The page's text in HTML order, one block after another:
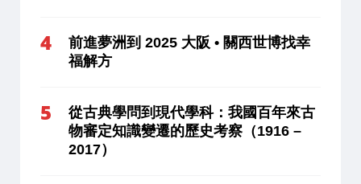
前進夢洲到 2025 大阪 • 關西世博找幸
福解方
從古典學問到現代學科：我國百年來古
物審定知識變遷的歷史考察（1916 –
2017）